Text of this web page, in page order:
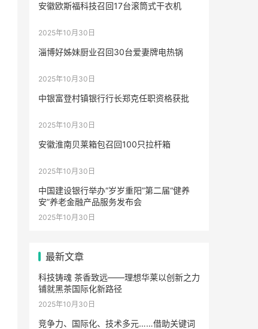
安徽欧斯福科技召回17台滚筒式干衣机
2025年10月30日
淄博好姊妹厨业召回30台爱妻牌电热锅
2025年10月30日
中银富登村镇银行行长郑克任职资格获批
2025年10月30日
安徽淮南贝莱箱包召回100只拉杆箱
2025年10月30日
中国建设银行举办“岁岁重阳”第二届“健养
安”养老金融产品服务发布会
2025年10月30日
最新文章
科技铸魂 茶香致远——理想华莱以创新之力
铺就黑茶国际化新路径
2025年10月30日
竞争力、国际化、技术多元……借助关键词